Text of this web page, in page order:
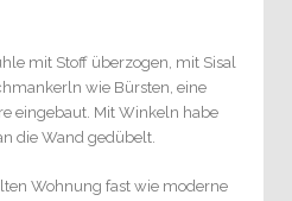
mit Stoff überzogen, mit Sisal
wie Bürsten, eine
eingebaut. Mit Winkeln habe
die Wand gedübelt.
Wohnung fast wie moderne